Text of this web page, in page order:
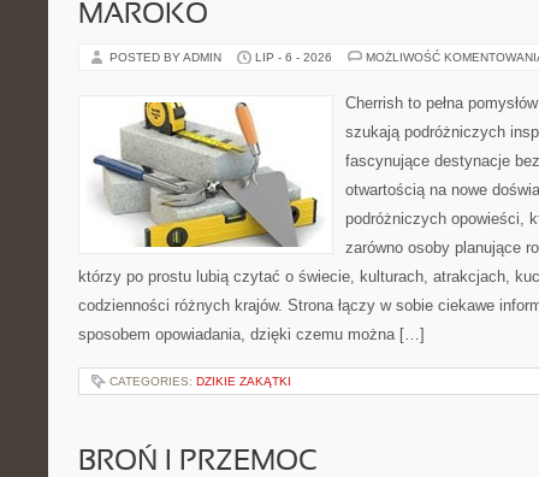
MAROKO
POSTED BY ADMIN LIP - 6 - 2026 MOŻLIWOŚĆ
Cherrish to pełna
szukają podróżniczych
fascynujące destynacje
otwartością na nowe
podróżniczych opowieści,
zarówno osoby planujące
którzy po prostu lubią czytać o świecie, kulturach, atrakcjach,
codzienności różnych krajów. Strona łączy w sobie ciekawe
sposobem opowiadania, dzięki czemu można […]
CATEGORIES: DZIKIE ZAKĄTKI
BROŃ I PRZEMOC